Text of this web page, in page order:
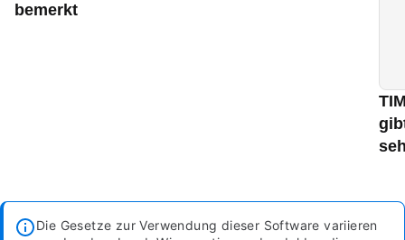
bemerkt
Die Gesetze zur Verwendung dieser Software variieren